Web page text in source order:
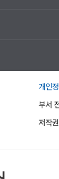
개인
부서
저작